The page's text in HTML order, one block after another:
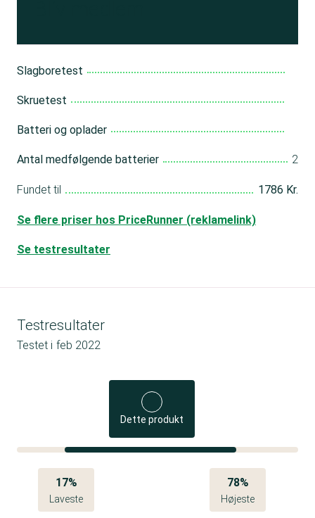
Slagboretest
Skruetest
Batteri og oplader
Antal medfølgende batterier 2
Fundet til 1786 Kr.
Se flere priser hos PriceRunner (reklamelink)
Se testresultater
Testresultater
Testet i feb 2022
Dette produkt
17%
Laveste
78%
Højeste